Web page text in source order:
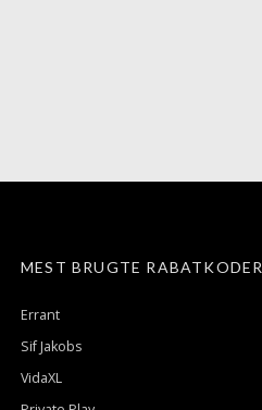
MEST BRUGTE RABATKODER
Errant
Sif Jakobs
VidaXL